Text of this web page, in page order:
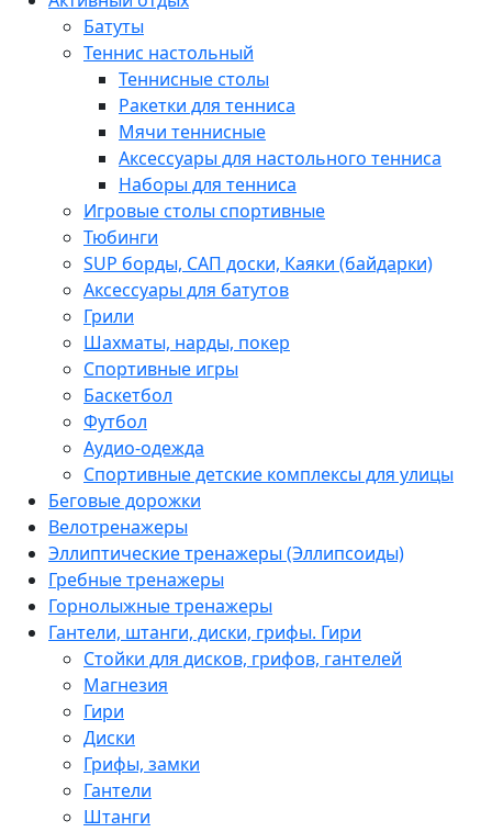
Батуты
Теннис настольный
Теннисные столы
Ракетки для тенниса
Мячи теннисные
Аксессуары для настольного тенниса
Наборы для тенниса
Игровые столы спортивные
Тюбинги
SUP борды, САП доски, Каяки (байдарки)
Аксессуары для батутов
Грили
Шахматы, нарды, покер
Спортивные игры
Баскетбол
Футбол
Аудио-одежда
Спортивные детские комплексы для улицы
Беговые дорожки
Велотренажеры
Эллиптические тренажеры (Эллипсоиды)
Гребные тренажеры
Горнолыжные тренажеры
Гантели, штанги, диски, грифы. Гири
Стойки для дисков, грифов, гантелей
Магнезия
Гири
Диски
Грифы, замки
Гантели
Штанги